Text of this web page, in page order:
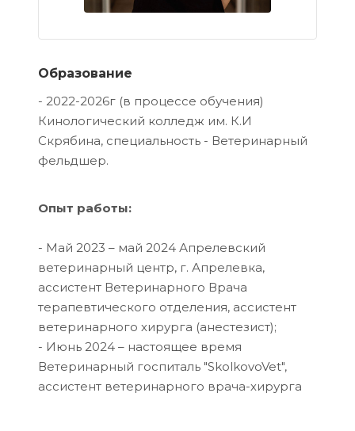
Образование
- 2022-2026г (в процессе обучения)
Кинологический колледж им. К.И
Скрябина, специальность - Ветеринарный
фельдшер.
Опыт работы:
- Май 2023 – май 2024 Апрелевский
ветеринарный центр, г. Апрелевка,
ассистент Ветеринарного Врача
терапевтического отделения, ассистент
ветеринарного хирурга (анестезист);
- Июнь 2024 – настоящее время
Ветеринарный госпиталь "SkolkovoVet",
ассистент ветеринарного врача-хирурга